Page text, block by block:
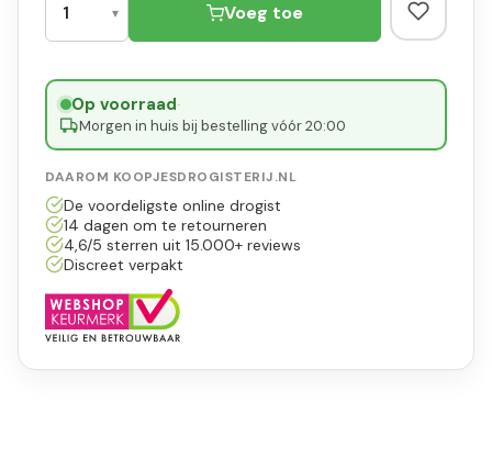
Voeg toe
Op voorraad·
Morgen in huis bij bestelling vóór 20:00
DAAROM KOOPJESDROGISTERIJ.NL
De voordeligste online drogist
14 dagen om te retourneren
4,6/5 sterren uit 15.000+ reviews
Discreet verpakt